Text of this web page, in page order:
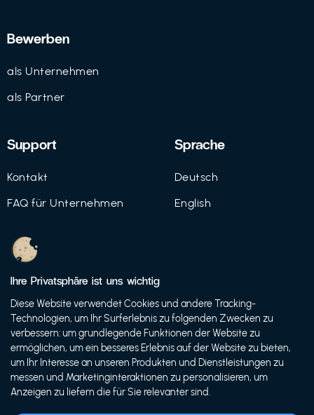
Bewerben
als Unternehmen
als Partner
Support
Kontakt
FAQ für Unternehmen
Datenschutz
Nutzungsbedingungen
Sprache
Deutsch
English
© 2021 FutureBens GmbH
Ihre Privatsphäre ist uns wichtig
Diese Website verwendet Cookies und andere Tracking-
Technologien, um Ihr Surferlebnis zu folgenden Zwecken zu
verbessern: um grundlegende Funktionen der Website zu
ermöglichen, um ein besseres Erlebnis auf der Website zu bieten,
um Ihr Interesse an unseren Produkten und Dienstleistungen zu
messen und Marketinginteraktionen zu personalisieren, um
Anzeigen zu liefern die für Sie relevanter sind.